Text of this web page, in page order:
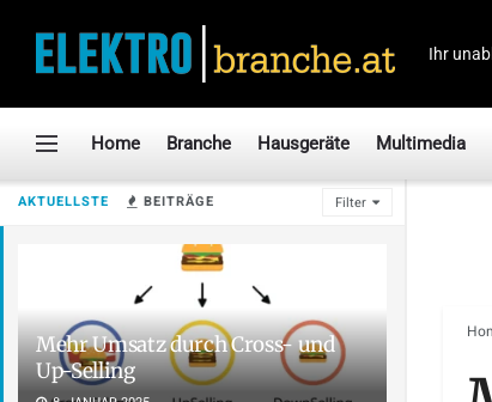
AKTUELLSTE BEITRÄGE Filter
Mehr Umsatz durch Cross- und
Up-Selling
Ihr
Home Branche Hausgeräte Multimedia